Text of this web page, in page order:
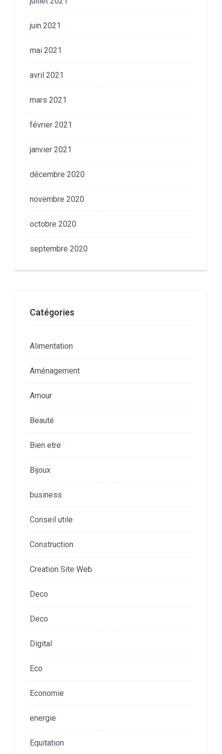
juin 2021
mai 2021
avril 2021
mars 2021
février 2021
janvier 2021
décembre 2020
novembre 2020
octobre 2020
septembre 2020
Catégories
Alimentation
Aménagement
Amour
Beauté
Bien etre
Bijoux
business
Conseil utile
Construction
Creation Site Web
Deco
Deco
Digital
Eco
Economie
energie
Equitation